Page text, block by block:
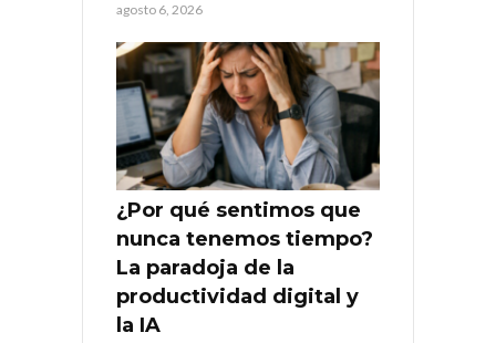
agosto 6, 2026
¿Por qué sentimos que
nunca tenemos tiempo?
La paradoja de la
productividad digital y
la IA